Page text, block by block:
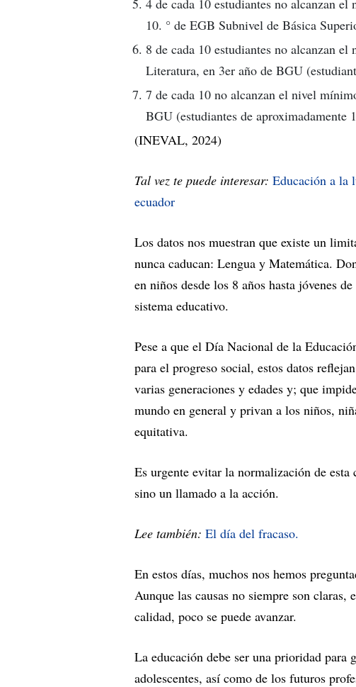
4 de cada 10 estudiantes no alcanzan
10. ° de EGB Subnivel de Básica
8 de cada 10 estudiantes no alcanzan
Literatura, en 3er año de BGU
7 de cada 10 no alcanzan el nivel
BGU (estudiantes de aproximadamente
(INEVAL, 2024)
Tal vez te puede interesar: Educación a la
ecuador
Los datos nos muestran que existe un
nunca caducan: Lengua y Matemática.
en niños desde los 8 años hasta jóvenes
sistema educativo.
Pese a que el Día Nacional de la
para el progreso social, estos datos
varias generaciones y edades y; que
mundo en general y privan a los niños,
equitativa.
Es urgente evitar la normalización de
sino un llamado a la acción.
Lee también: El día del fracaso.
En estos días, muchos nos hemos
Aunque las causas no siempre son claras,
calidad, poco se puede avanzar.
La educación debe ser una prioridad
adolescentes, así como de los futuros